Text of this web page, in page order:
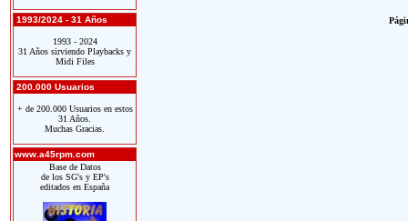
1993/2024 - 31 Años
1993 - 2024
31 Años sirviendo Playbacks y
Midi Files
200.000 Usuarios
+ de 200.000 Usuarios en estos
31 Años.
Muchas Gracias.
www.a45rpm.com
Base de Datos
de los SG's y EP's
editados en España